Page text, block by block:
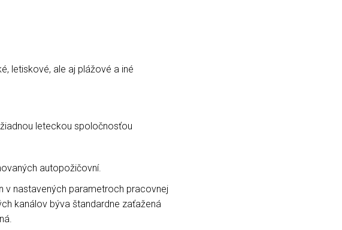
ale aj plážové a iné
leteckou spoločnosťou
autopožičovní.
v nastavených parametroch pracovnej
kanálov býva štandardne zaťažená